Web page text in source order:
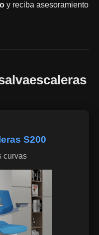
y reciba asesoramiento
S200
curvas